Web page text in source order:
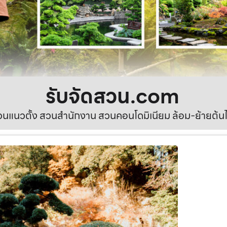
รับจัดสวน.com
แนวตั้ง สวนสำนักงาน สวนคอนโดมิเนียม ล้อม-ย้ายต้น